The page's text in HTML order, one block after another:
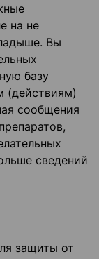
на не
Вы
базу
(действиям)
сообщения
сведений
защиты от